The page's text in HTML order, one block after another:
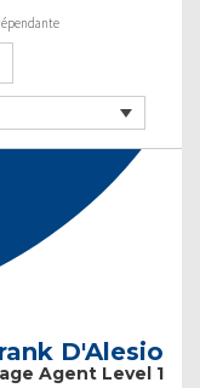
D'Alesio
Agent Level 1